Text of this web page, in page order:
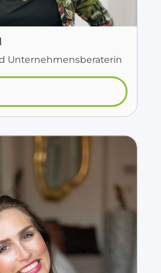
Unternehmensberaterin